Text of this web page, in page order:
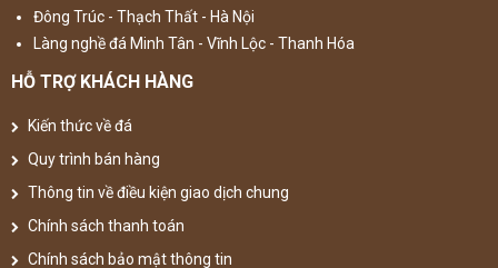
Đông Trúc - Thạch Thất - Hà Nội
Làng nghề đá Minh Tân - Vĩnh Lộc - Thanh Hóa
HỖ TRỢ KHÁCH HÀNG
Kiến thức về đá
Quy trình bán hàng
Thông tin về điều kiện giao dịch chung
Chính sách thanh toán
Chính sách bảo mật thông tin